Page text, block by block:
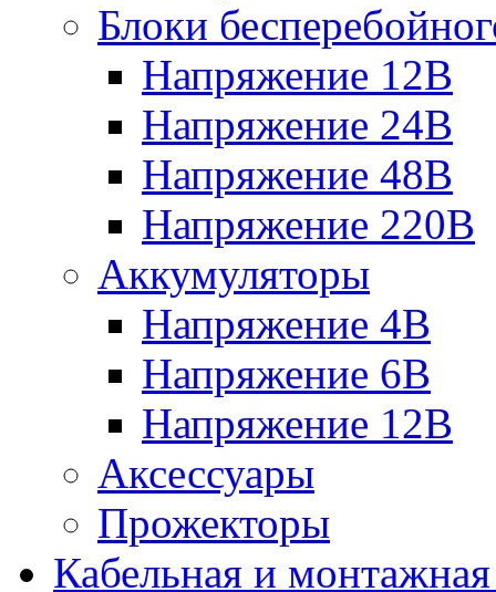
Блоки
Напряжение 12В
Напряжение 24В
Напряжение 48В
Напряжение 220В
Аккумуляторы
Напряжение 4В
Напряжение 6В
Напряжение 12В
Аксессуары
Прожекторы
Кабельная и